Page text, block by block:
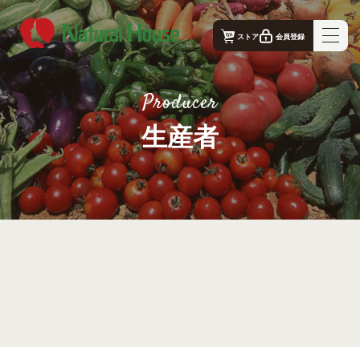
ストア 会員登録
ナチュラルハウス - 公式コーポレートサイト｜TOP
ナチュラルハウスの想い
事業概要
生産者
店舗案内
Producer
生産者